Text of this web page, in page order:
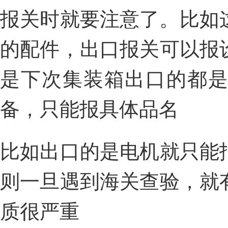
报关时就要注意了。比
的配件，出口报关可以
是下次集装箱出口的都
备，只能报具体品名
比如出口的是电机就只
则一旦遇到海关查验，
质很严重